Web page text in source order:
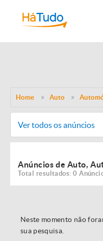
Home Auto
Ver todos os anúncios
Anúncios de Auto,
Total resultados: 0
Neste momento não
sua pesquisa.